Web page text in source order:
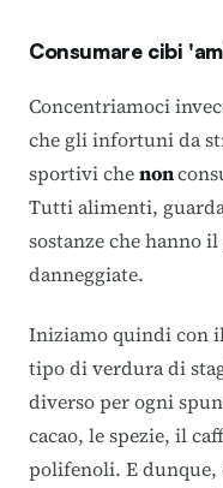
Consumare cibi
Concentriamoci
che gli infortuni da
sportivi chenon
Tutti alimenti,
sostanze che hanno
danneggiate.
Iniziamo quindi con
tipo di verdura di
diverso per ogni
cacao, le spezie, il
polifenoli. E